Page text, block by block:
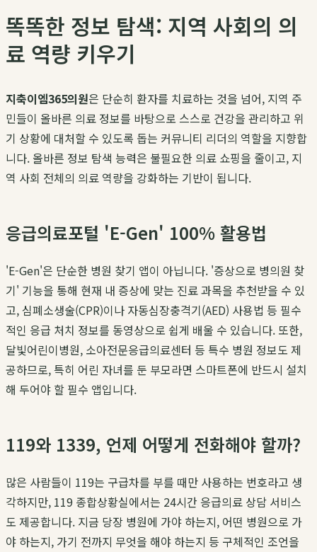
똑똑한 정보 탐색: 지역 사회의 의
료 역량 키우기
지축이엠365의원은 단순히 환자를 치료하는 것을 넘어, 지역 주
민들이 올바른 의료 정보를 바탕으로 스스로 건강을 관리하고 위
기 상황에 대처할 수 있도록 돕는 커뮤니티 리더의 역할을 지향합
니다. 올바른 정보 탐색 능력은 불필요한 의료 쇼핑을 줄이고, 지
역 사회 전체의 의료 역량을 강화하는 기반이 됩니다.
응급의료포털 'E-Gen' 100% 활용법
'E-Gen'은 단순한 병원 찾기 앱이 아닙니다. '증상으로 병의원 찾
기' 기능을 통해 현재 내 증상에 맞는 진료 과목을 추천받을 수 있
고, 심폐소생술(CPR)이나 자동심장충격기(AED) 사용법 등 필수
적인 응급 처치 정보를 동영상으로 쉽게 배울 수 있습니다. 또한,
달빛어린이병원, 소아전문응급의료센터 등 특수 병원 정보도 제
공하므로, 특히 어린 자녀를 둔 부모라면 스마트폰에 반드시 설치
해 두어야 할 필수 앱입니다.
119와 1339, 언제 어떻게 전화해야 할까?
많은 사람들이 119는 구급차를 부를 때만 사용하는 번호라고 생
각하지만, 119 종합상황실에서는 24시간 응급의료 상담 서비스
도 제공합니다. 지금 당장 병원에 가야 하는지, 어떤 병원으로 가
야 하는지, 가기 전까지 무엇을 해야 하는지 등 구체적인 조언을